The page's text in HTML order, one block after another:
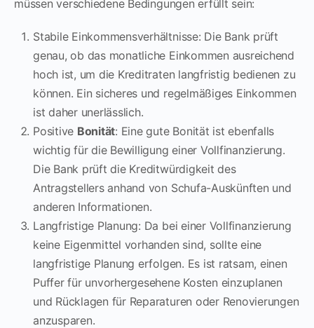
müssen verschiedene Bedingungen erfüllt sein:
Stabile Einkommensverhältnisse: Die Bank prüft
genau, ob das monatliche Einkommen ausreichend
hoch ist, um die Kreditraten langfristig bedienen zu
können. Ein sicheres und regelmäßiges Einkommen
ist daher unerlässlich.
Positive Bonität: Eine gute Bonität ist ebenfalls
wichtig für die Bewilligung einer Vollfinanzierung.
Die Bank prüft die Kreditwürdigkeit des
Antragstellers anhand von Schufa-Auskünften und
anderen Informationen.
Langfristige Planung: Da bei einer Vollfinanzierung
keine Eigenmittel vorhanden sind, sollte eine
langfristige Planung erfolgen. Es ist ratsam, einen
Puffer für unvorhergesehene Kosten einzuplanen
und Rücklagen für Reparaturen oder Renovierungen
anzusparen.